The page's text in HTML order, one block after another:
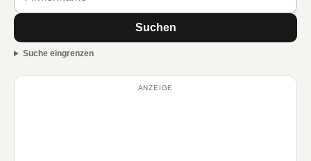
Suchen
Suche eingrenzen
ANZEIGE